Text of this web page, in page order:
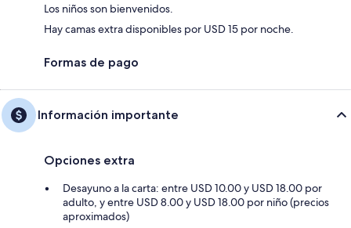
Los niños son bienvenidos.
Hay camas extra disponibles por USD 15 por noche.
Formas de pago
Información importante
Opciones extra
Desayuno a la carta: entre USD 10.00 y USD 18.00 por
adulto, y entre USD 8.00 y USD 18.00 por niño (precios
aproximados)